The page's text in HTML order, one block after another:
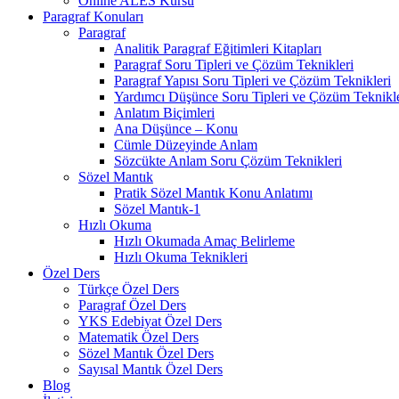
Paragraf Konuları
Paragraf
Analitik Paragraf Eğitimleri Kitapları
Paragraf Soru Tipleri ve Çözüm Teknikleri
Paragraf Yapısı Soru Tipleri ve Çözüm Teknikleri
Yardımcı Düşünce Soru Tipleri ve Çözüm
Anlatım Biçimleri
Ana Düşünce – Konu
Cümle Düzeyinde Anlam
Sözcükte Anlam Soru Çözüm Teknikleri
Sözel Mantık
Pratik Sözel Mantık Konu Anlatımı
Sözel Mantık-1
Hızlı Okuma
Hızlı Okumada Amaç Belirleme
Hızlı Okuma Teknikleri
Özel Ders
Türkçe Özel Ders
Paragraf Özel Ders
YKS Edebiyat Özel Ders
Matematik Özel Ders
Sözel Mantık Özel Ders
Sayısal Mantık Özel Ders
Blog